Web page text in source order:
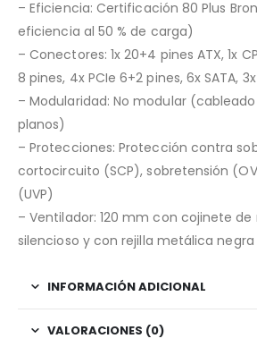
– Eficiencia: Certificación 80 Plus
eficiencia al 50 % de carga)
– Conectores: 1x 20+4 pines ATX, 1x
8 pines, 4x PCIe 6+2 pines, 6x SATA, 3x
– Modularidad: No modular
planos)
– Protecciones: Protección contra
cortocircuito (SCP), sobretensión
(UVP)
– Ventilador: 120 mm con cojinete
silencioso y con rejilla metálica negra
INFORMACIÓN ADICIONAL
VALORACIONES (0)